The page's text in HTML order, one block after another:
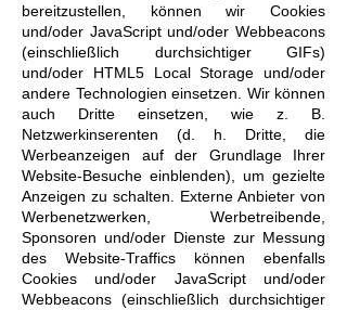
bereitzustellen, können wir Cookies
und/oder JavaScript und/oder Webbeacons
(einschließlich durchsichtiger GIFs)
und/oder HTML5 Local Storage und/oder
andere Technologien einsetzen. Wir können
auch Dritte einsetzen, wie z. B.
Netzwerkinserenten (d. h. Dritte, die
Werbeanzeigen auf der Grundlage Ihrer
Website-Besuche einblenden), um gezielte
Anzeigen zu schalten. Externe Anbieter von
Werbenetzwerken, Werbetreibende,
Sponsoren und/oder Dienste zur Messung
des Website-Traffics können ebenfalls
Cookies und/oder JavaScript und/oder
Webbeacons (einschließlich durchsichtiger